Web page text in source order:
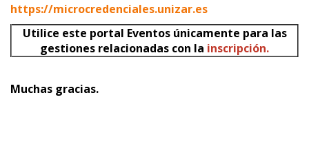
https://microcredenciales.unizar.es
Utilice este portal Eventos únicamente para las
gestiones relacionadas con la inscripción.
Muchas gracias.